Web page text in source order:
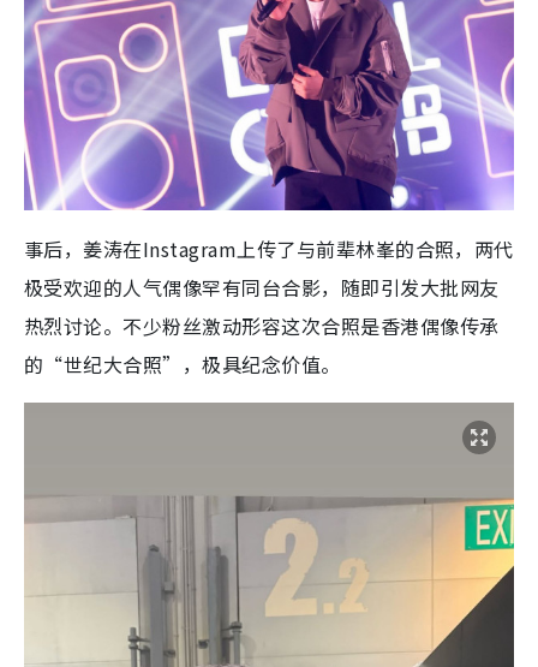
事后，姜涛在Instagram上传了与前辈林峯的合照，两代
极受欢迎的人气偶像罕有同台合影，随即引发大批网友
热烈讨论。不少粉丝激动形容这次合照是香港偶像传承
的“世纪大合照”，极具纪念价值。